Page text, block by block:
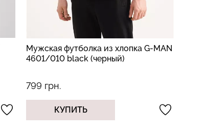
Мужская футболка из хлопка G-MAN
4601/010 black (черный)
799 грн.
КУПИТЬ